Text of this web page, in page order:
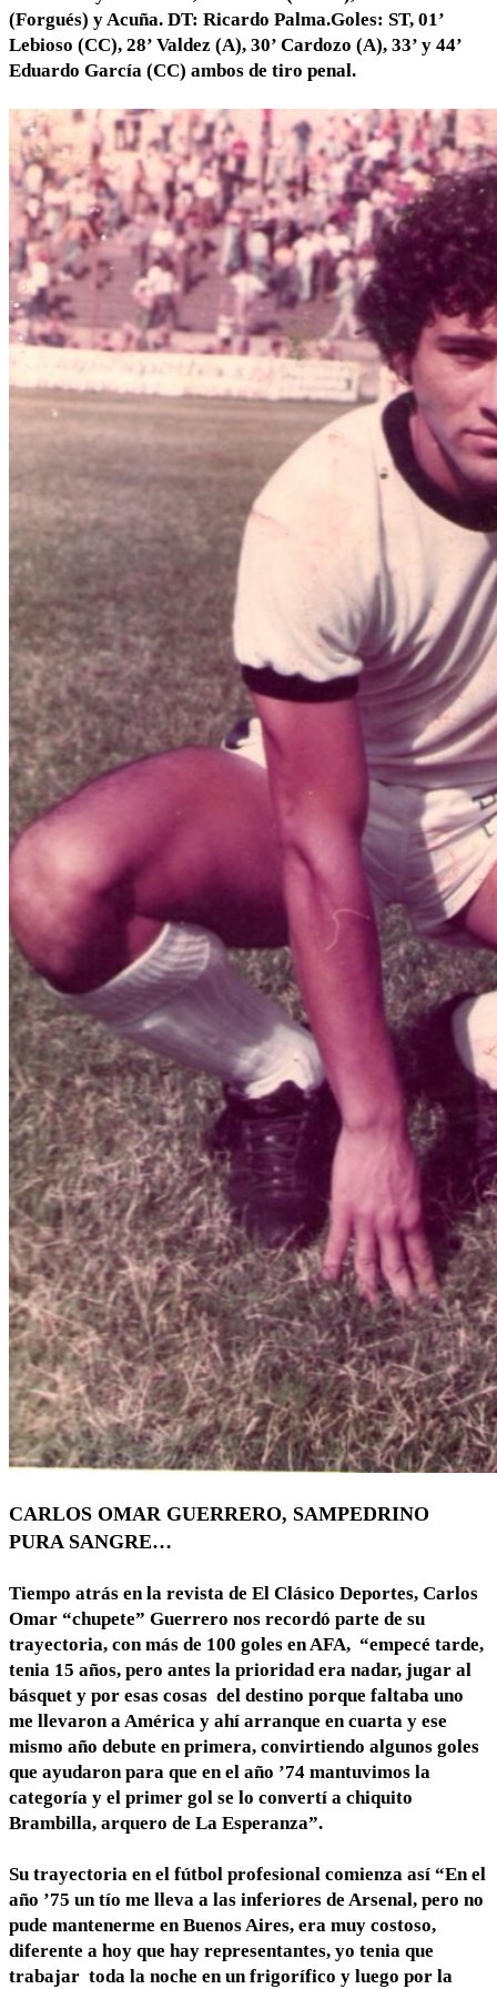
(Forgués) y Acuña. DT: Ricardo Palma.Goles: ST, 01’
Lebioso (CC), 28’ Valdez (A), 30’ Cardozo (A), 33’ y 44’
Eduardo García (CC) ambos de tiro penal.
CARLOS OMAR GUERRERO, SAMPEDRINO
PURA SANGRE…
Tiempo atrás en la revista de El Clásico Deportes, Carlos
Omar “chupete” Guerrero nos recordó parte de su
trayectoria, con más de 100 goles en AFA, “empecé tarde,
tenia 15 años, pero antes la prioridad era nadar, jugar al
básquet y por esas cosas del destino porque faltaba uno
me llevaron a América y ahí arranque en cuarta y ese
mismo año debute en primera, convirtiendo algunos goles
que ayudaron para que en el año ’74 mantuvimos la
categoría y el primer gol se lo convertí a chiquito
Brambilla, arquero de La Esperanza”.
Su trayectoria en el fútbol profesional comienza así “En el
año ’75 un tío me lleva a las inferiores de Arsenal, pero no
pude mantenerme en Buenos Aires, era muy costoso,
diferente a hoy que hay representantes, yo tenia que
trabajar toda la noche en un frigorífico y luego por la